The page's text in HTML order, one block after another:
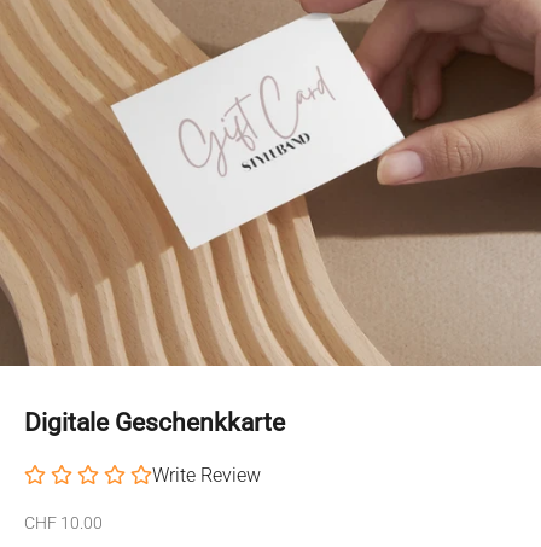
Digitale Geschenkkarte
Write Review
Angebot
CHF 10.00